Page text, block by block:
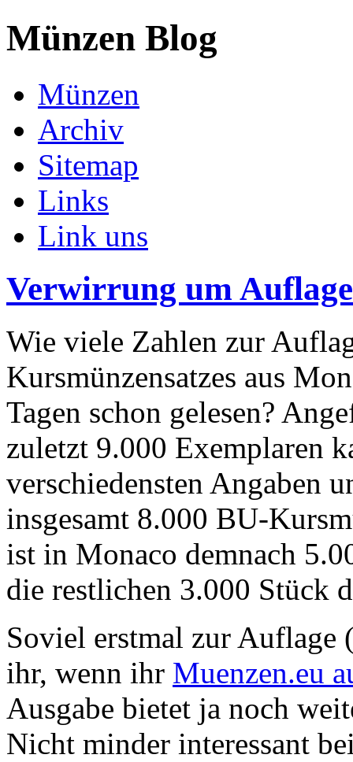
Münzen Blog
Münzen
Archiv
Sitemap
Links
Link uns
Verwirrung um
Wie viele Zahlen zur
Kursmünzensatzes aus
Tagen schon gelesen?
zuletzt 9.000 Exemplaren
verschiedensten Angaben
insgesamt 8.000 BU-
ist in Monaco demnach
die restlichen 3.000 Stück
Soviel erstmal zur Auflage
ihr, wenn ihr Muenzen.eu
Ausgabe bietet ja noch
Nicht minder interessant